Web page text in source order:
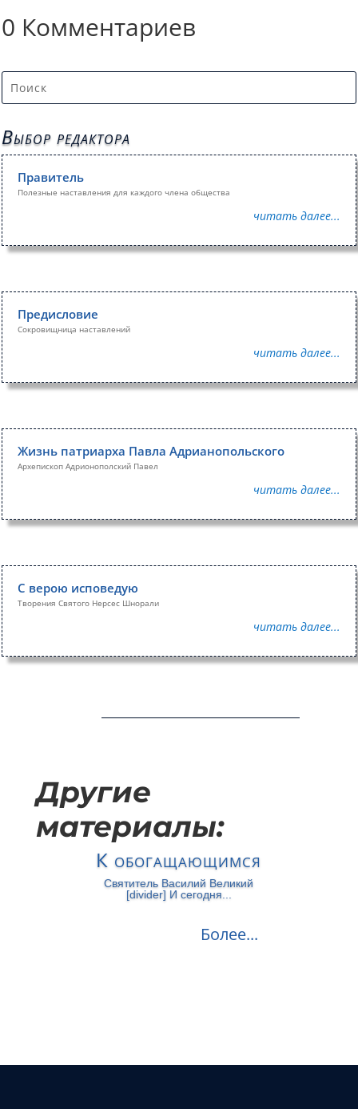
0 Комментариев
Выбор редактора
Правитель
Полезные наставления для каждого члена общества
читать далее...
Предисловие
Сокровищница наставлений
читать далее...
Жизнь патриарха Павла Адрианопольского
Архепископ Адрионополский Павел
читать далее...
С верою исповедую
Творения Святого Нерсес Шнорали
читать далее...
Другие
материалы:
К обогащающимся
Святитель Василий Великий
[divider] И сегодня...
Более...